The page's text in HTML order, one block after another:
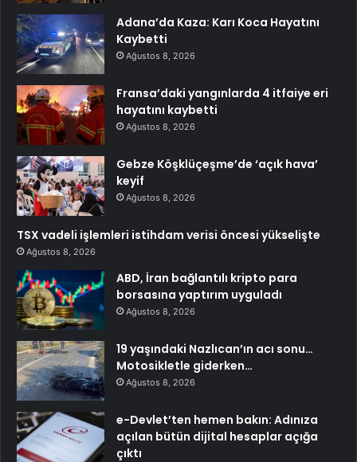
Adana’da Kaza: Karı Koca Hayatını
Kaybetti
Ağustos 8, 2026
Fransa’daki yangınlarda 4 itfaiye eri
hayatını kaybetti
Ağustos 8, 2026
Gebze Köşklüçeşme’de ‘açık hava’
keyif
Ağustos 8, 2026
TSX vadeli işlemleri istihdam verisi öncesi yükselişte
Ağustos 8, 2026
ABD, İran bağlantılı kripto para
borsasına yaptırım uyguladı
Ağustos 8, 2026
19 yaşındaki Nazlıcan’ın acı sonu…
Motosikletle giderken…
Ağustos 8, 2026
e-Devlet’ten hemen bakın: Adınıza
açılan bütün dijital hesaplar açığa
çıktı